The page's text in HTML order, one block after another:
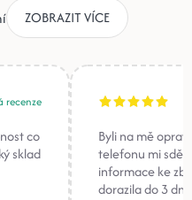
ZOBRAZIT VÍCE
recenze
co
sklad
Byli na mě
telefonu mi
informace ke
dorazila do 3